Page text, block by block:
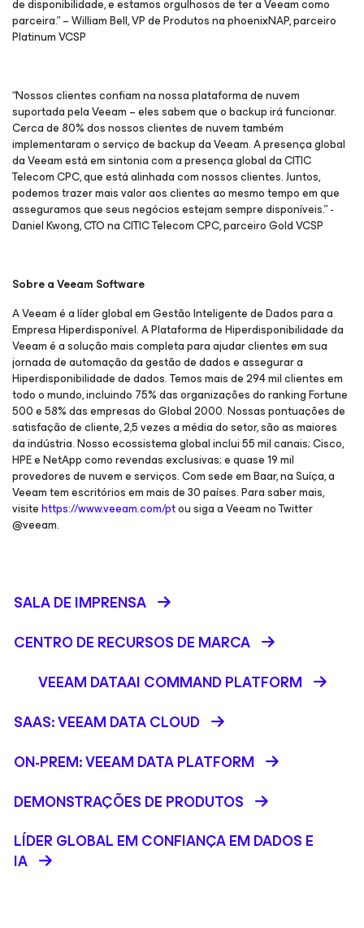
de disponibilidade, e estamos orgulhosos de ter a Veeam como
parceira.” – William Bell, VP de Produtos na phoenixNAP, parceiro
Platinum VCSP
“Nossos clientes confiam na nossa plataforma de nuvem
suportada pela Veeam – eles sabem que o backup irá funcionar.
Cerca de 80% dos nossos clientes de nuvem também
implementaram o serviço de backup da Veeam. A presença global
da Veeam está em sintonia com a presença global da CITIC
Telecom CPC, que está alinhada com nossos clientes. Juntos,
podemos trazer mais valor aos clientes ao mesmo tempo em que
asseguramos que seus negócios estejam sempre disponíveis.” -
Daniel Kwong, CTO na CITIC Telecom CPC, parceiro Gold VCSP
Sobre a Veeam Software
A Veeam é a líder global em Gestão Inteligente de Dados para a
Empresa Hiperdisponível. A Plataforma de Hiperdisponibilidade da
Veeam é a solução mais completa para ajudar clientes em sua
jornada de automação da gestão de dados e assegurar a
Hiperdisponibilidade de dados. Temos mais de 294 mil clientes em
todo o mundo, incluindo 75% das organizações do ranking Fortune
500 e 58% das empresas do Global 2000. Nossas pontuações de
satisfação de cliente, 2,5 vezes a média do setor, são as maiores
da indústria. Nosso ecossistema global inclui 55 mil canais; Cisco,
HPE e NetApp como revendas exclusivas; e quase 19 mil
provedores de nuvem e serviços. Com sede em Baar, na Suíça, a
Veeam tem escritórios em mais de 30 países. Para saber mais,
visitehttps://www.veeam.com/ptou siga a Veeam no Twitter
@veeam.
SALA DE IMPRENSA
CENTRO DE RECURSOS DE MARCA
VEEAM DATAAI COMMAND PLATFORM
SAAS: VEEAM DATA CLOUD
ON-PREM: VEEAM DATA PLATFORM
DEMONSTRAÇÕES DE PRODUTOS
LÍDER GLOBAL EM CONFIANÇA EM DADOS E
IA